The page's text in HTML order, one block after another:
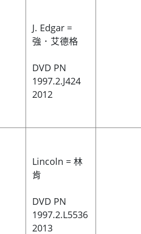
J. Edgar =
強．艾德格
DVD PN
1997.2.J424
2012
Lincoln = 林
肯
DVD PN
1997.2.L5536
2013